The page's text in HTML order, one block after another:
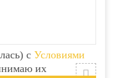
с Условиями
их